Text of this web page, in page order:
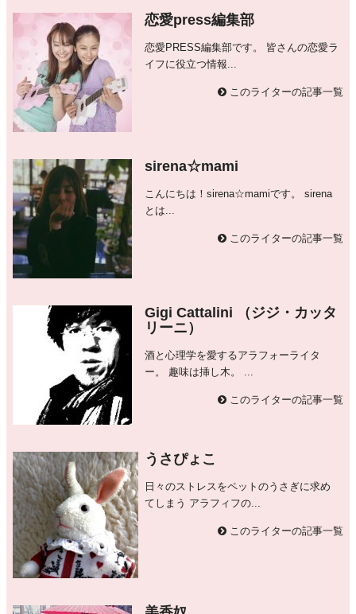
恋愛press編集部
恋愛PRESS編集部です。 皆さんの恋愛ラ
イフに役立つ情報...
このライターの記事一覧
sirena☆mami
こんにちは！sirena☆mamiです。 sirena
とは...
このライターの記事一覧
Gigi Cattalini （ジジ・カッタ
リーニ）
酒と心理学を愛するアラフォーライタ
ー。 趣味は挿し木。 ...
このライターの記事一覧
うさぴょこ
日々のストレスをペットのうさぎに求め
てしまう アラフィフの...
このライターの記事一覧